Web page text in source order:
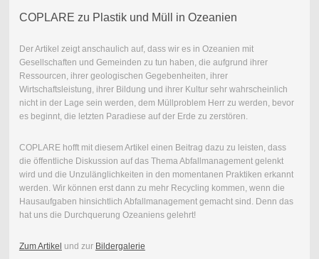
COPLARE zu Plastik und Müll in Ozeanien
Der Artikel zeigt anschaulich auf, dass wir es in Ozeanien mit
Gesellschaften und Gemeinden zu tun haben, die aufgrund ihrer
Ressourcen, ihrer geologischen Gegebenheiten, ihrer
Wirtschaftsleistung, ihrer Bildung und ihrer Kultur sehr wahrscheinlich
nicht in der Lage sein werden, dem Müllproblem Herr zu werden, bevor
es beginnt, die letzten Paradiese auf der Erde zu zerstören.
COPLARE hofft mit diesem Artikel einen Beitrag dazu zu leisten, dass
die öffentliche Diskussion auf das Thema Abfallmanagement gelenkt
wird und die Unzulänglichkeiten in den momentanen Praktiken erkannt
werden. Wir können erst dann zu mehr Recycling kommen, wenn die
Hausaufgaben hinsichtlich Abfallmanagement gemacht sind. Denn das
hat uns die Durchquerung Ozeaniens gelehrt!
Zum Artikel und zur Bildergalerie